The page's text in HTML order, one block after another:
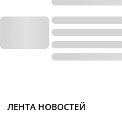
ЛЕНТА НОВОСТЕЙ